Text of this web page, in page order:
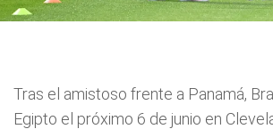
Tras el amistoso frente a Panamá,
Egipto el próximo 6 de junio en